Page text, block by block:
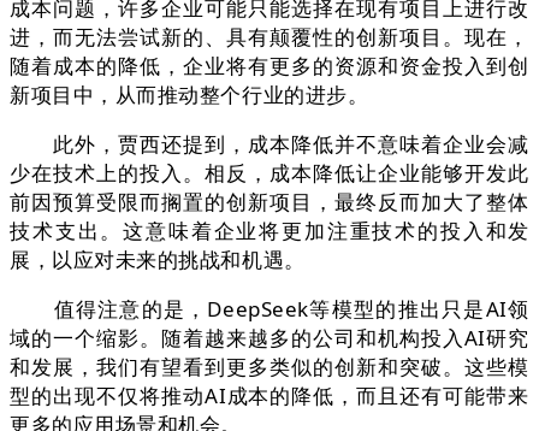
成本问题，许多企业可能只能选择在现有项目上进行改
进，而无法尝试新的、具有颠覆性的创新项目。现在，
随着成本的降低，企业将有更多的资源和资金投入到创
新项目中，从而推动整个行业的进步。
此外，贾西还提到，成本降低并不意味着企业会减
少在技术上的投入。相反，成本降低让企业能够开发此
前因预算受限而搁置的创新项目，最终反而加大了整体
技术支出。这意味着企业将更加注重技术的投入和发
展，以应对未来的挑战和机遇。
值得注意的是，DeepSeek等模型的推出只是AI领
域的一个缩影。随着越来越多的公司和机构投入AI研究
和发展，我们有望看到更多类似的创新和突破。这些模
型的出现不仅将推动AI成本的降低，而且还有可能带来
更多的应用场景和机会。